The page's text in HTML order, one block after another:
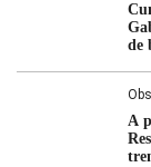
hidrologic din
de
A